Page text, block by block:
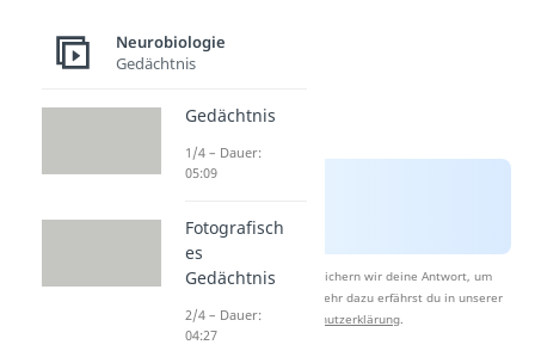
Nach Beantwortung speichern wir deine Antwort, um
Studyflix zu verbessern. Mehr dazu erfährst du in unserer
Datenschutzerklärung.
Neurobiologie
Gedächtnis
Gedächtnis
1/4 – Dauer:
05:09
Fotografisch
es
Gedächtnis
2/4 – Dauer:
04:27